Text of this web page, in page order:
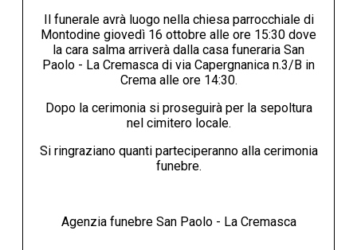
Il funerale avrà luogo nella chiesa parrocchiale di
Montodine giovedì 16 ottobre alle ore 15:30 dove
la cara salma arriverà dalla casa funeraria San
Paolo - La Cremasca di via Capergnanica n.3/B in
Crema alle ore 14:30.
Dopo la cerimonia si proseguirà per la sepoltura
nel cimitero locale.
Si ringraziano quanti parteciperanno alla cerimonia
funebre.
Agenzia funebre San Paolo - La Cremasca